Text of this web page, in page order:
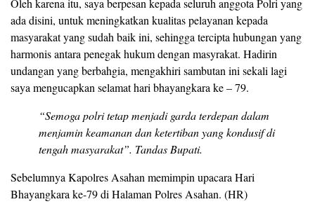
ada disini, untuk meningkatkan kualitas pelayanan kepada
masyarakat yang sudah baik ini, sehingga tercipta hubungan yang
harmonis antara penegak hukum dengan masyrakat. Hadirin
undangan yang berbahgia, mengakhiri sambutan ini sekali lagi
saya mengucapkan selamat hari bhayangkara ke – 79.
“Semoga polri tetap menjadi garda terdepan dalam
menjamin keamanan dan ketertiban yang kondusif di
tengah masyarakat”. Tandas Bupati.
Sebelumnya Kapolres Asahan memimpin upacara Hari
Bhayangkara ke-79 di Halaman Polres Asahan. (HR)